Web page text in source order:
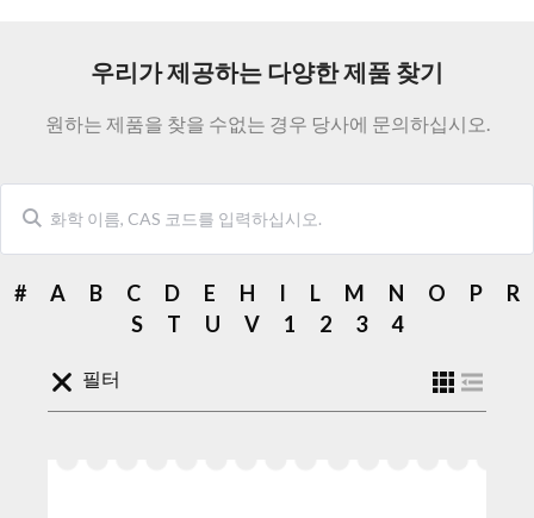
우리가 제공하는 다양한 제품 찾기
원하는 제품을 찾을 수없는 경우 당사에 문의하십시오.
# A B C D E H I L M N O P
R
S
T U V 1 2 3 4
필터